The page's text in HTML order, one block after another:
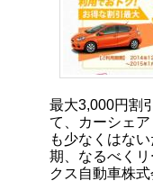
最大3,000円割
て、カーシェ
も少なくはな
期、なるべく
クス自動車株